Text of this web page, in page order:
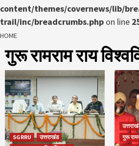
content/themes/covernews/lib/
trail/inc/breadcrumbs.php on line
HOME
गुरू रामराम राय
SGRRU
उत्तराखंड
गुरू